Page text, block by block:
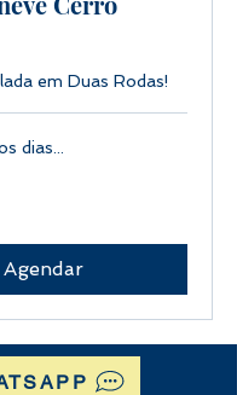
em Duas Rodas!
dias...
Agendar